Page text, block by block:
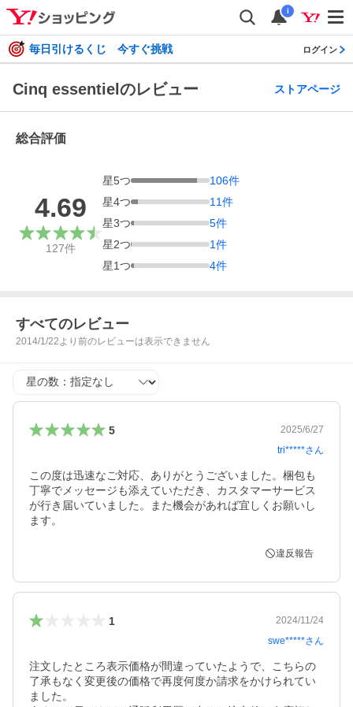
i
毎日引けるくじ 今すぐ挑戦 ログイン
Cinq essentielのレビュー ストアページ
総合評価
4.69
127件
星5つ 106件
星4つ 11件
星3つ 5件
星2つ 1件
星1つ 4件
すべてのレビュー
2014/1/22より前のレビューは表示できません
星の数
5
2025/6/27
tri*****さん
この度は迅速なご対応、ありがとうございました。梱包も
丁寧でメッセージも添えていただき、カスタマーサービス
が行き届いていました。また機会があれば宜しくお願いし
ます。
違反報告
1
2024/11/24
swe*****さん
注文したところ表示価格が間違っていたようで、こちらの
了承もなく変更後の価格で再度何度か請求をかけられてい
ました。